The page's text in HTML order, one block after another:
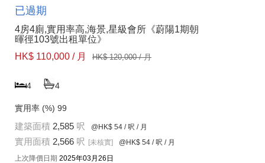
已過期
4房4廁,實用率高,海景,星級會所《蔚陽1期朝
暉徑103號出租單位》
HK$ 110,000 / 月
HK$ 120,000 / 月
4 4
實用率 (%) 99
建築面積 2,585 呎 @HK$ 54 / 呎 / 月
實用面積 2,566 呎 [未核實] @HK$ 54 / 呎 / 月
上次降價日期 2025年03月26日